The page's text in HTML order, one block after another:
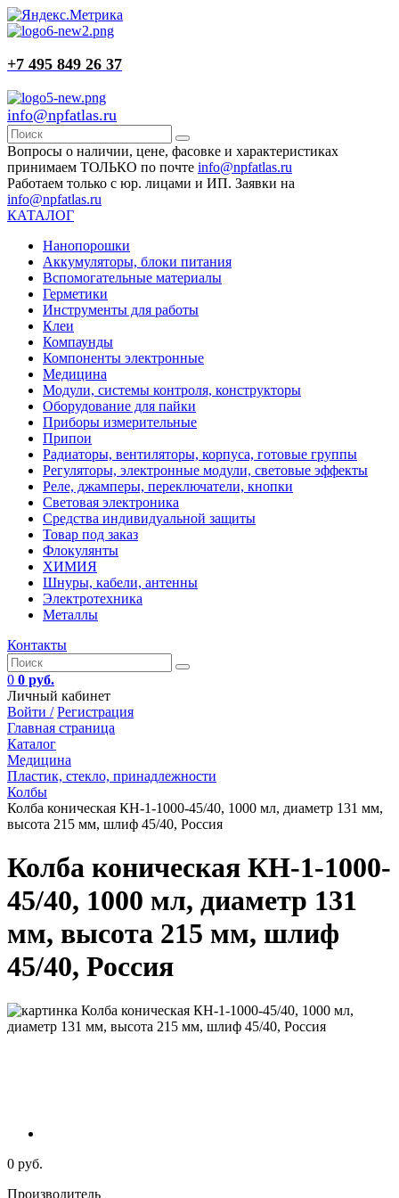
+7 495 849 26 37
info@npfatlas.ru
Вопросы о наличии, цене, фасовке и характеристиках
принимаем ТОЛЬКО по почте info@npfatlas.ru
Работаем только с юр. лицами и ИП. Заявки на
info@npfatlas.ru
КАТАЛОГ
Нанопорошки
Аккумуляторы, блоки питания
Вспомогательные материалы
Герметики
Инструменты для работы
Клеи
Компаунды
Компоненты электронные
Медицина
Модули, системы контроля, конструкторы
Оборудование для пайки
Приборы измерительные
Припои
Радиаторы, вентиляторы, корпуса, готовые группы
Регуляторы, электронные модули, световые эффекты
Реле, джамперы, переключатели, кнопки
Световая электроника
Средства индивидуальной защиты
Товар под заказ
Флокулянты
ХИМИЯ
Шнуры, кабели, антенны
Электротехника
Металлы
Контакты
0 0 руб.
Личный кабинет
Войти / Регистрация
Главная страница
Каталог
Медицина
Пластик, стекло, принадлежности
Колбы
Колба коническая КН-1-1000-45/40, 1000 мл, диаметр 131 мм,
высота 215 мм, шлиф 45/40, Россия
Колба коническая КН-1-1000-
45/40, 1000 мл, диаметр 131
мм, высота 215 мм, шлиф
45/40, Россия
0 руб.
Производитель